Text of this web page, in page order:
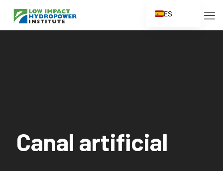
Canal artificial
ES
EN